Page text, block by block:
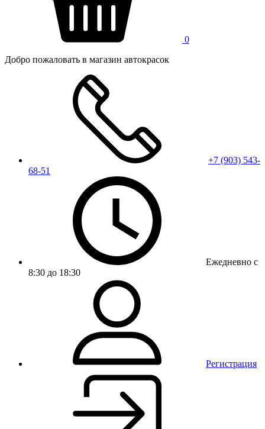
0
Добро пожаловать в магазин автокрасок
+7 (903) 543-
68-51
Ежедневно с
8:30 до 18:30
Регистрация